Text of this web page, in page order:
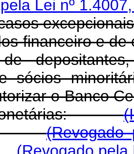
Lei nº
financeiro e
de
sócios
o Banco
monetárias: